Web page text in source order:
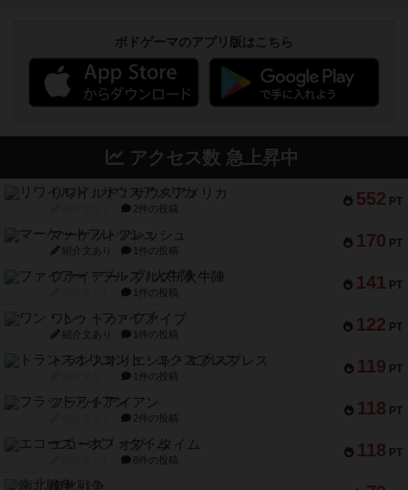
ボドゲーマのアプリ版はこちら
アクセス数 急上昇中
552 PT
リワイルド：サウスアメリカ
2件の投稿
170 PT
マーケットフレッシュ
紹介文あり 1件の投稿
141 PT
ファイアー・ブルズ / 火牛陣
1件の投稿
122 PT
ワン・トゥ・ファイブ
紹介文あり 1件の投稿
119 PT
トランスオリエント・エクスプレス
1件の投稿
118 PT
フラットアイアン
2件の投稿
118 PT
エコーズ・オブ・タイム
8件の投稿
南北戦争